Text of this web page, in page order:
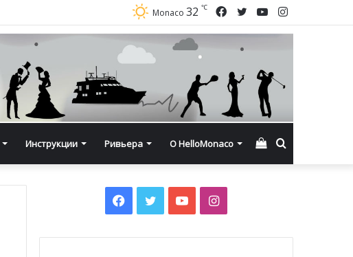
Instagram
YouTube
Twitter
Facebook
Monaco 32 ℃
Инструкции Ривьера О HelloMonaco Смотреть
Facebook
TwitterYouTubeInstagram